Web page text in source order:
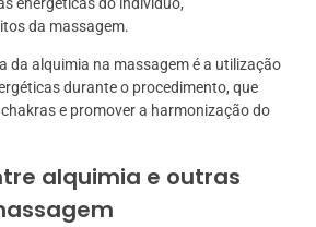
energéticas do indivíduo,
da massagem.
da alquimia na massagem é a utilização
durante o procedimento, que
e promover a harmonização do
alquimia e outras